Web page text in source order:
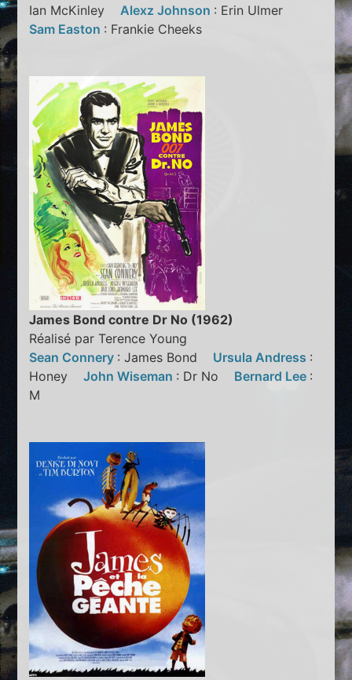
Ian McKinley Alexz Johnson : Erin Ulmer
Sam Easton : Frankie Cheeks
James Bond contre Dr No (1962)
Réalisé par Terence Young
Sean Connery : James Bond Ursula Andress :
HoneyJohn Wiseman : Dr No Bernard Lee :
M